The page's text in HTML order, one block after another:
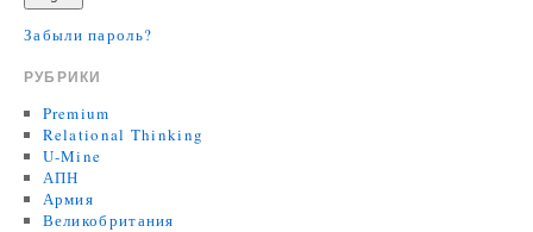
Забыли пароль?
РУБРИКИ
Premium
Relational Thinking
U-Mine
АПН
Армия
Великобритания